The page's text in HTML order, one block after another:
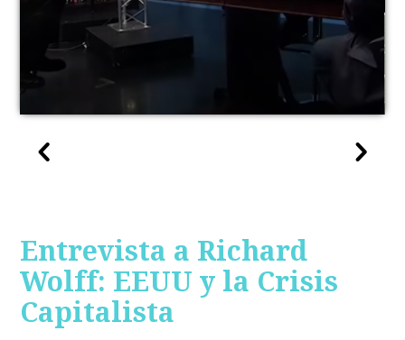
Entrevista a Richard
Wolff: EEUU y la Crisis
Capitalista